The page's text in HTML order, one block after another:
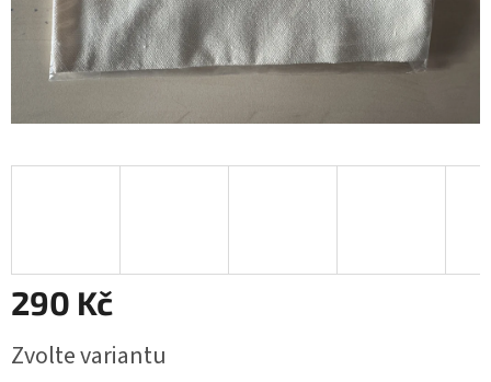
290 Kč
cena:
Zvolte variantu